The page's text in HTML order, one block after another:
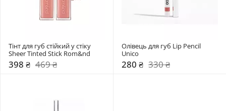
Тінт для губ стійкий у стіку
398 ₴ 469 ₴
Олівець для губ Lip Pencil
Unico
280 ₴ 330 ₴